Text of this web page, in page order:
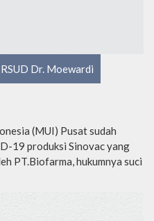
Dr. Moewardi
(MUI) Pusat sudah
19 produksi Sinovac yang
PT.Biofarma, hukumnya suci